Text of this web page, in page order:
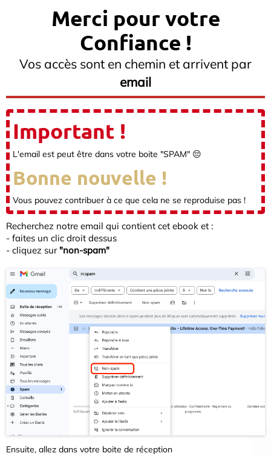
Merci pour votre
Confiance !
Vos accès sont en chemin et arrivent par
email
Important !
L'email est peut être dans votre boite "SPAM" 😔
Bonne nouvelle !
Vous pouvez contribuer à ce que cela ne se reproduise pas !
Recherchez notre email qui contient cet ebook et :
- faites un clic droit dessus
- cliquez sur"non-spam"
Ensuite, allez dans votre boite de réception